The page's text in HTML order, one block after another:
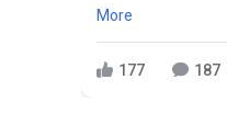
More
177 187